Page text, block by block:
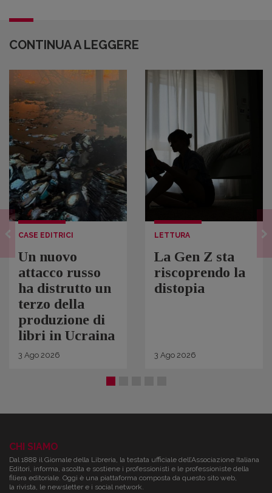
CONTINUA A LEGGERE
CASE EDITRICI
Un nuovo
attacco russo
ha distrutto un
terzo della
produzione di
libri in Ucraina
3 Ago 2026
LETTURA
La Gen Z sta
riscoprendo la
distopia
3 Ago 2026
CHI SIAMO
Dal 1888 il Giornale della Libreria, la testata ufficiale dell’Associazione Italiana
Editori, informa, ascolta e sostiene i professionisti e le professioniste della
filiera editoriale. Oggi è una piattaforma composta da questo sito web,
la rivista, le newsletter e i social network.